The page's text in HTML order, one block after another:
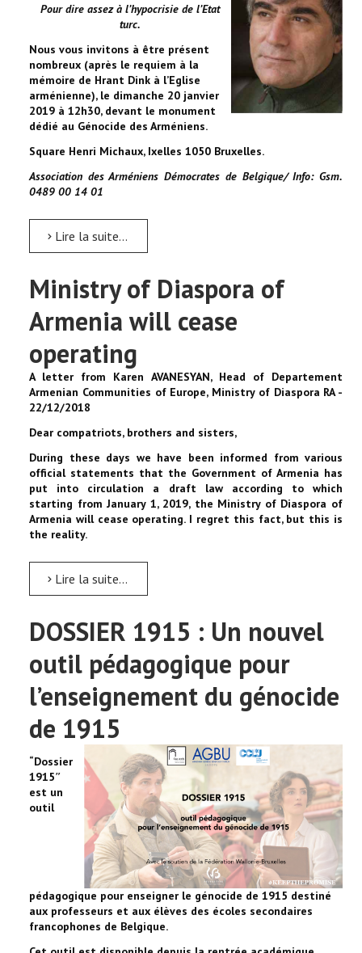
Pour dire assez à l’hypocrisie de l’Etat
turc.
Nous vous invitons à être présent
nombreux (après le requiem à la
mémoire de Hrant Dink à l’Eglise
arménienne), le dimanche 20 janvier
2019 à 12h30, devant le monument
dédié au Génocide des Arméniens.
Square Henri Michaux, Ixelles 1050 Bruxelles.
Association des Arméniens Démocrates de Belgique/ Info: Gsm.
0489 00 14 01
Lire la suite...
Ministry of Diaspora of
Armenia will cease
operating
A letter from Karen AVANESYAN, Head of Departement
Armenian Communities of Europe, Ministry of Diaspora RA -
22/12/2018
Dear compatriots, brothers and sisters,
During these days we have been informed from various
official statements that the Government of Armenia has
put into circulation a draft law according to which
starting from January 1, 2019, the Ministry of Diaspora of
Armenia will cease operating. I regret this fact, but this is
the reality.
Lire la suite...
DOSSIER 1915 : Un nouvel
outil pédagogique pour
l’enseignement du génocide
de 1915
“Dossier
1915″
est un
outil
pédagogique pour enseigner le génocide de 1915 destiné
aux professeurs et aux élèves des écoles secondaires
francophones de Belgique.